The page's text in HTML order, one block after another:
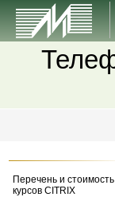
Перечень и стоимость
курсов CITRIX